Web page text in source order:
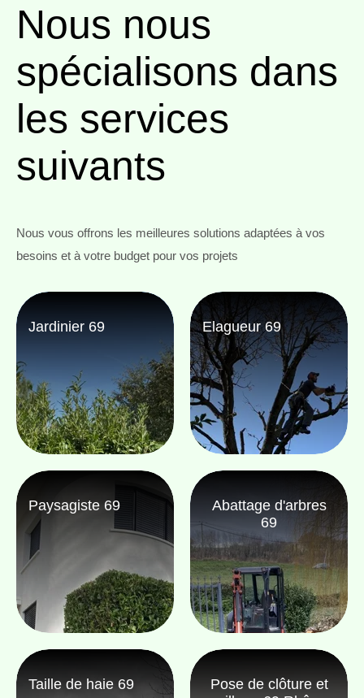
Nous nous
spécialisons dans
les services
suivants
Nous vous offrons les meilleures solutions adaptées à vos
besoins et à votre budget pour vos projets
Jardinier 69 Elagueur 69
Paysagiste 69
Abattage d'arbres
69
Taille de haie 69
Pose de clôture et